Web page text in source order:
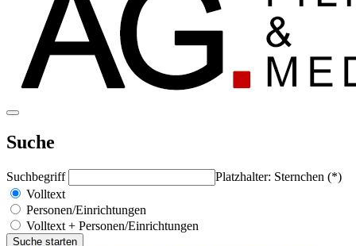
Suche
Suchbegriff
Platzhalter: Sternchen (*)
Volltext
Personen/Einrichtungen
Volltext + Personen/Einrichtungen